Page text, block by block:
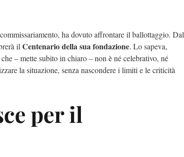
ha dovuto affrontare il ballottaggio. Dal
il Centenario della sua fondazione. Lo sapeva,
– mette subito in chiaro – non è né celebrativo, né
la situazione, senza nascondere i limiti e le criticità
per il